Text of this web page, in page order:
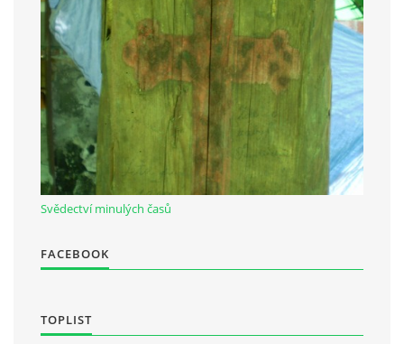
Svědectví minulých časů
FACEBOOK
TOPLIST